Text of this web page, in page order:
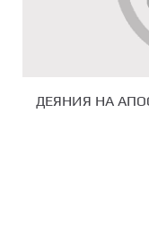
ДЕЯНИЯ НА